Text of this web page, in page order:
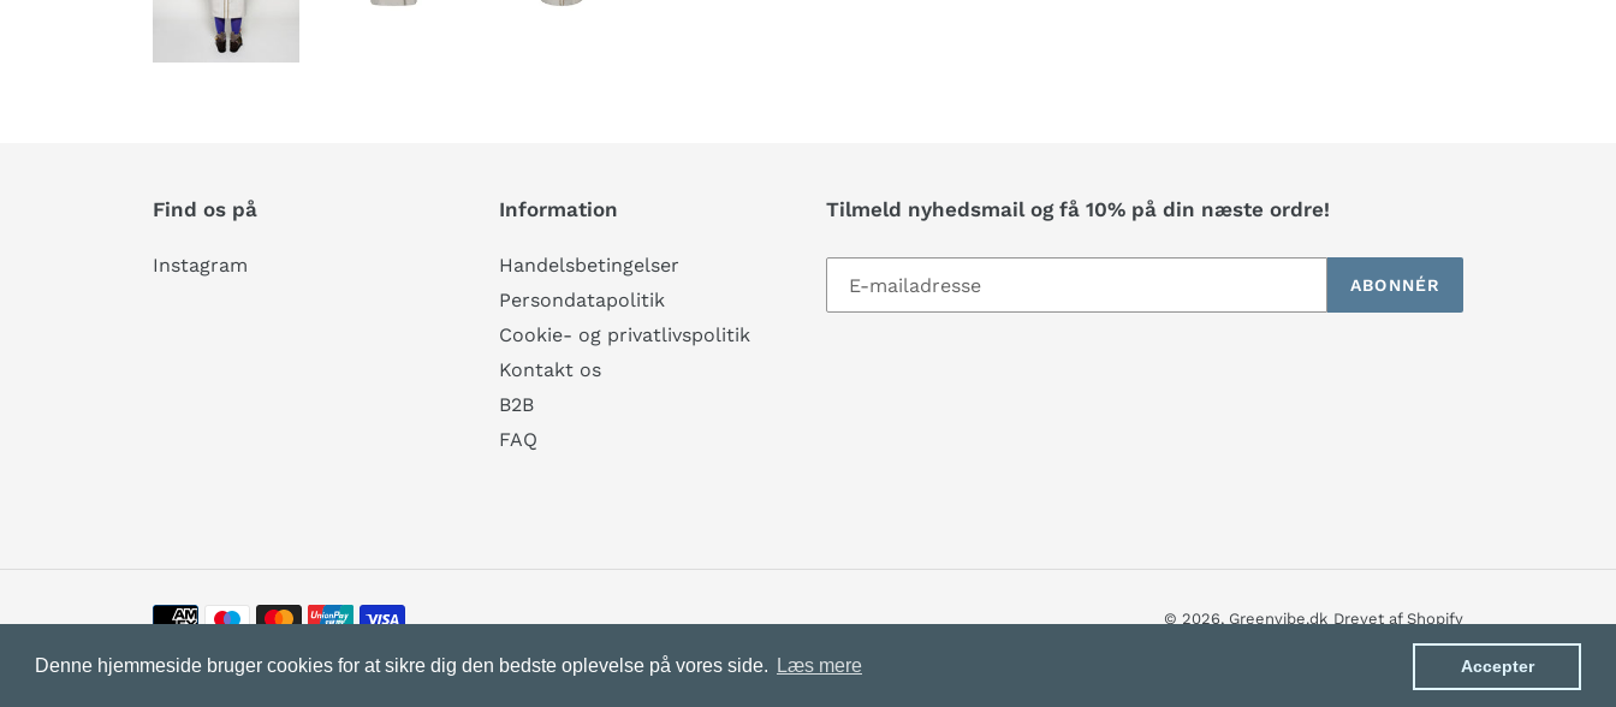
Denne hjemmeside bruger cookies for at sikre dig den bedste oplevelse på vores side. Læs mere Accepter
Find os på
Instagram
Information
Handelsbetingelser
Persondatapolitik
Cookie- og privatlivspolitik
Kontakt os
B2B
FAQ
Tilmeld nyhedsmail og få 10% på din næste ordre!
ABONNÉR
Betalingsmetoder © 2026, Greenvibe.dk Drevet af Shopify